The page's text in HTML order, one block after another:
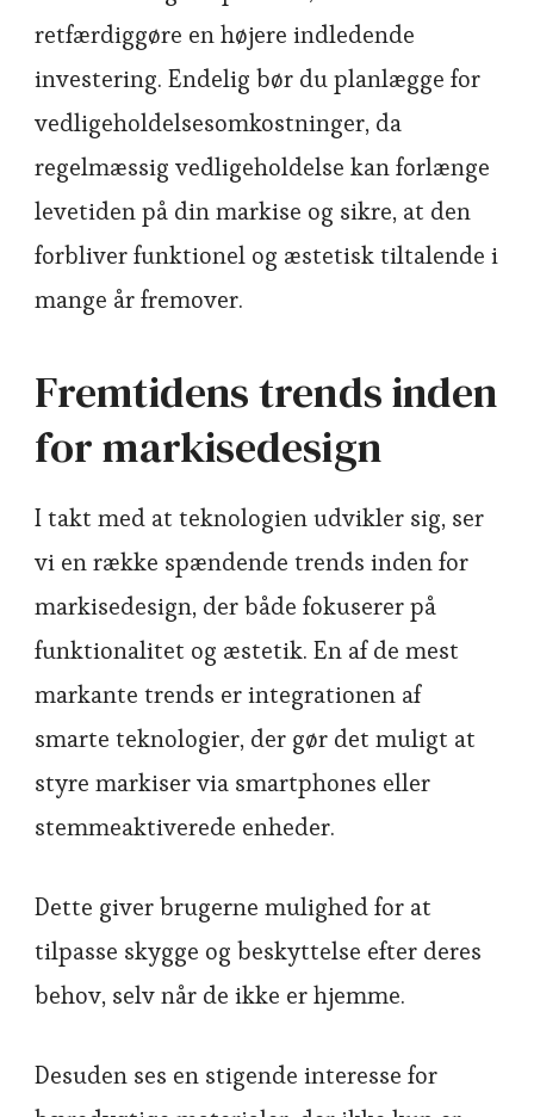
retfærdiggøre en højere indledende
investering. Endelig bør du planlægge for
vedligeholdelsesomkostninger, da
regelmæssig vedligeholdelse kan forlænge
levetiden på din markise og sikre, at den
forbliver funktionel og æstetisk tiltalende i
mange år fremover.
Fremtidens trends inden
for markisedesign
I takt med at teknologien udvikler sig, ser
vi en række spændende trends inden for
markisedesign, der både fokuserer på
funktionalitet og æstetik. En af de mest
markante trends er integrationen af
smarte teknologier, der gør det muligt at
styre markiser via smartphones eller
stemmeaktiverede enheder.
Dette giver brugerne mulighed for at
tilpasse skygge og beskyttelse efter deres
behov, selv når de ikke er hjemme.
Desuden ses en stigende interesse for